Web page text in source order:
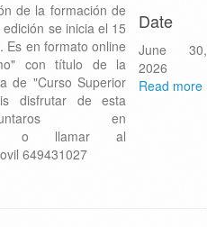
de la formación de
se inicia el 15
Es en formato online
con título de la
de "Curso Superior
disfrutar de esta
en
o llamar al
649431027
Date
June 30,
2026
Read more